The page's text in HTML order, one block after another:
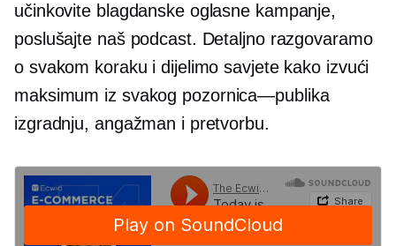
učinkovite blagdanske oglasne kampanje,
poslušajte naš podcast. Detaljno razgovaramo
o svakom koraku i dijelimo savjete kako izvući
maksimum iz svakog pozornica—publika
izgradnju, angažman i pretvorbu.